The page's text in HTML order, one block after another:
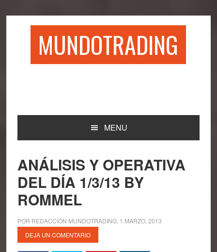
MUNDOTRADING
MENU
ANÁLISIS Y OPERATIVA
DEL DÍA 1/3/13 BY
ROMMEL
POR REDACCIÓN MUNDOTRADING. 1 MARZO, 2013
DEJA UN COMENTARIO